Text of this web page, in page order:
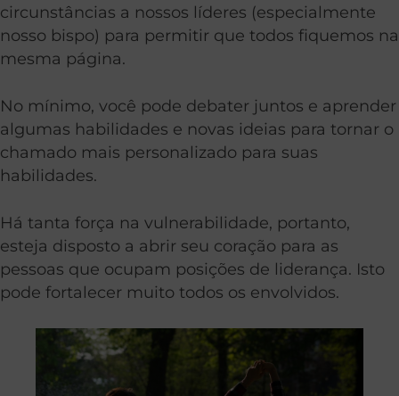
circunstâncias a nossos líderes (especialmente
nosso bispo) para permitir que todos fiquemos na
mesma página.
No mínimo, você pode debater juntos e aprender
algumas habilidades e novas ideias para tornar o
chamado mais personalizado para suas
habilidades.
Há tanta força na vulnerabilidade, portanto,
esteja disposto a abrir seu coração para as
pessoas que ocupam posições de liderança. Isto
pode fortalecer muito todos os envolvidos.